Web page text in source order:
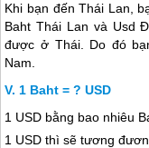
Khi bạn đếnThái Lan ,
BahtThái Lan và Usd
được ở Thái. Do đó
Nam.
1 Baht = ? USD
1 USD bằng bao nhiêu
1 USD thì sẽ tương